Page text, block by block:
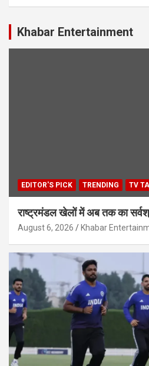
Khabar Entertainment
EDITOR'S PICK TRENDING TV
राष्ट्रमंडल खेलों में अब तक का
August 6, 2026 Khabar